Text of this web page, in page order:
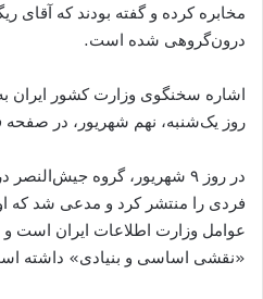
مخابره کرده و گفته بودند که آقای
درون‌گروهی شده است.
اشاره سخنگوی وزارت کشور ایران
روز یک‌شنبه، نهم شهریور، در
در روز ۹ شهریور، گروه
فردی را منتشر کرد و مدعی شد که او
عوامل وزارت اطلاعات ایران است
«نقشی اساسی و بنیادی» داشته